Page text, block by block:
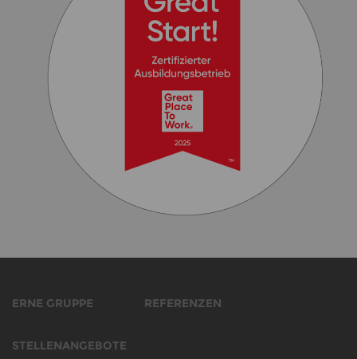
ERNE GRUPPE REFERENZEN
STELLENANGEBOTE